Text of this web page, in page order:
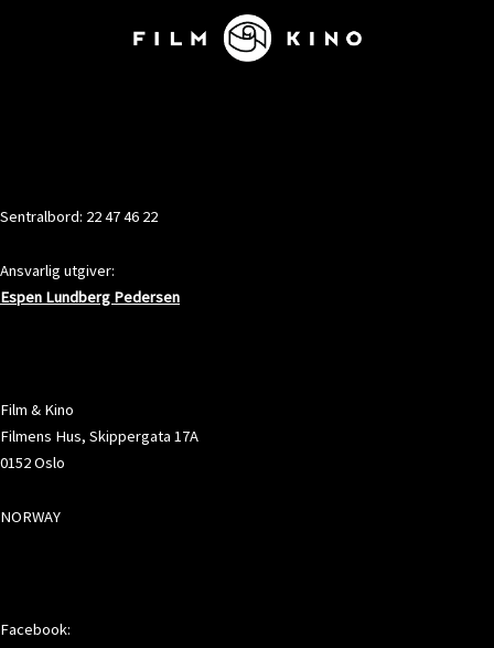
Sentralbord: 22 47 46 22
Ansvarlig utgiver:
Espen Lundberg Pedersen
Film & Kino
Filmens Hus, Skippergata 17A
0152 Oslo
NORWAY
Facebook: